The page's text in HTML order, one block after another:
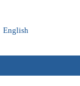
English